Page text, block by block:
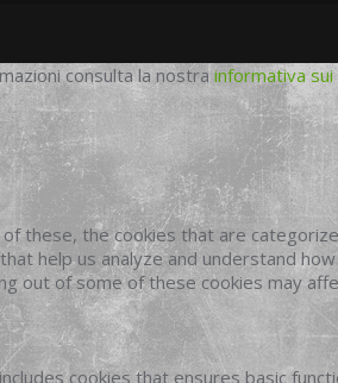
consulta la nostra informativa sui
these, the cookies that are
help us analyze and understand
out of some of these cookies may
cookies that ensures basic